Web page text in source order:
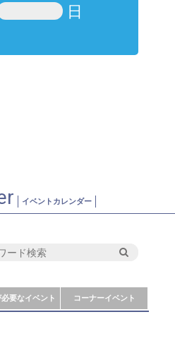
日
イベントカレンダー
要なイベント コーナーイベント